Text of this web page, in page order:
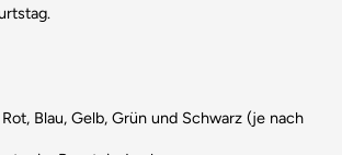
Blau, Gelb, Grün und Schwarz (je nach